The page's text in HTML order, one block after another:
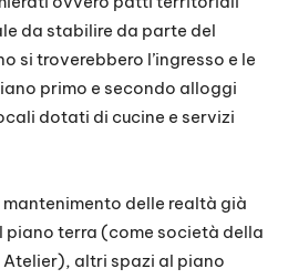
da stabilire da parte del
si troverebbero l’ingresso e le
primo e secondo alloggi
dotati di cucine e servizi
delle realtà già
piano terra (come società della
altri spazi al piano